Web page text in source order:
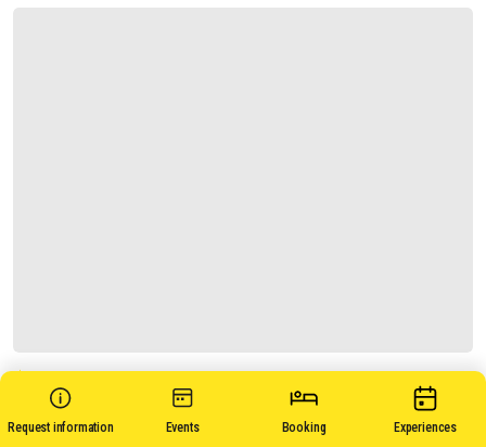
Request information Events Booking Experiences
MASSERIA SAN MARTINO